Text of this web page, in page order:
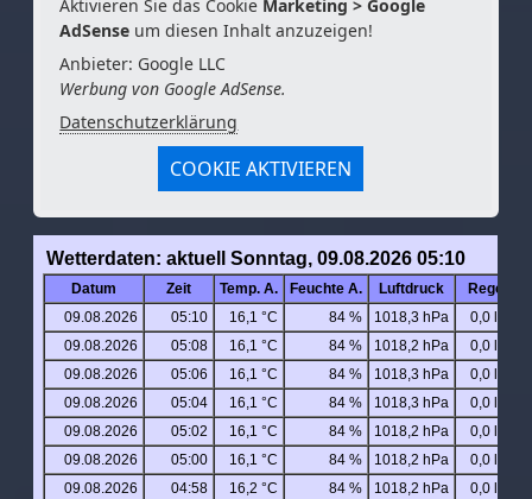
Aktivieren Sie das Cookie Marketing > Google
AdSense um diesen Inhalt anzuzeigen!
Anbieter: Google LLC
Werbung von Google AdSense.
Datenschutzerklärung
COOKIE AKTIVIEREN